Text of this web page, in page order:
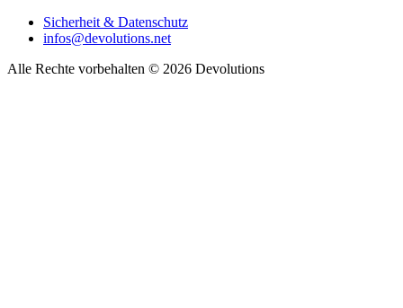
Sicherheit & Datenschutz
infos@devolutions.net
Alle Rechte vorbehalten © 2026 Devolutions